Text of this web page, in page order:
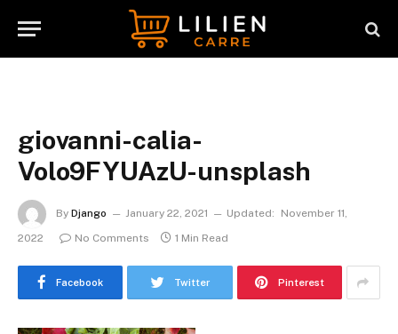
giovanni-calia-
Volo9FYUAzU-unsplash
By Django January 22, 2021 Updated:
November 11,
2022
No Comments 1 Min Read
Facebook Twitter Pinterest